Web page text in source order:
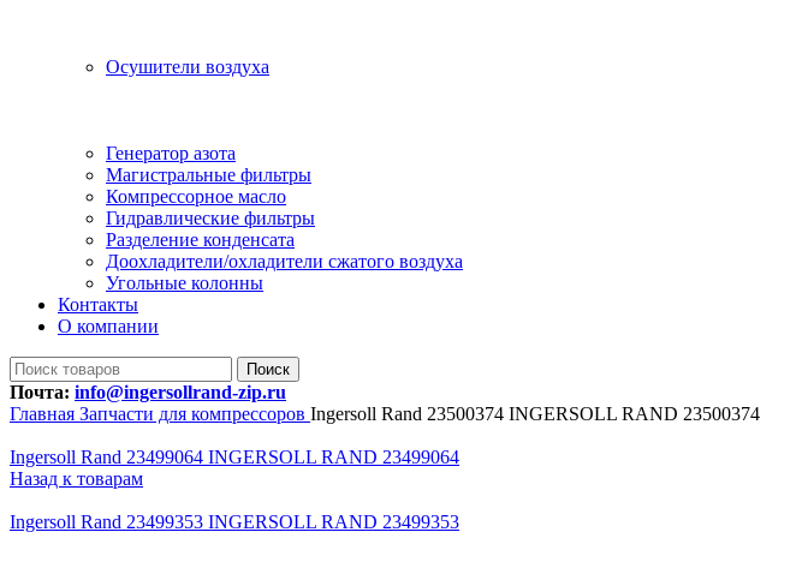
Осушители воздуха
Генератор азота
Магистральные фильтры
Компрессорное масло
Гидравлические фильтры
Разделение конденсата
Доохладители/охладители сжатого воздуха
Угольные колонны
Контакты
О компании
Поиск
Почта: info@ingersollrand-zip.ru
Главная Запчасти для компрессоров Ingersoll Rand 23500374 INGERSOLL RAND 23500374
Ingersoll Rand 23499064 INGERSOLL RAND 23499064
Назад к товарам
Ingersoll Rand 23499353 INGERSOLL RAND 23499353